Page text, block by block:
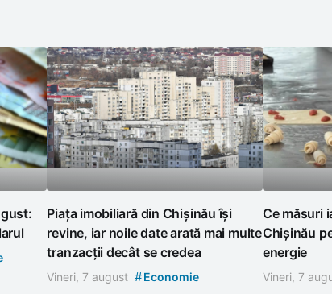
Piața imobiliară din Chișinău își
revine, iar noile date arată mai multe
tranzacții decât se credea
Vineri, 7 august #Economie
Ce măsuri
Chișinău
energie
Vineri, 7